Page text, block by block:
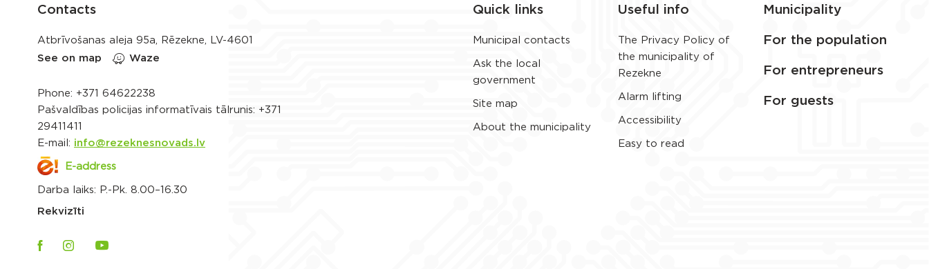
Contacts
Atbrīvošanas aleja 95a, Rēzekne, LV-4601
See on map
Waze
Phone: +371 64622238
Pašvaldības policijas informatīvais tālrunis: +371
29411411
E-mail: info@rezeknesnovads.lv
E-address
Darba laiks: P.-Pk. 8.00–16.30
Rekvizīti
Quick links
Municipal contacts
Ask the local
government
Site map
About the municipality
Useful info
The Privacy Policy of
the municipality of
Rezekne
Alarm lifting
Accessibility
Easy to read
Municipality
For the population
For entrepreneurs
For guests